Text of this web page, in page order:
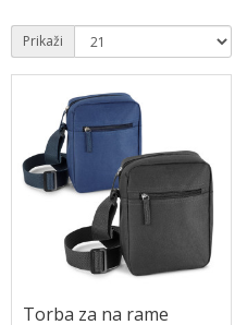
Prikaži
Torba za na rame